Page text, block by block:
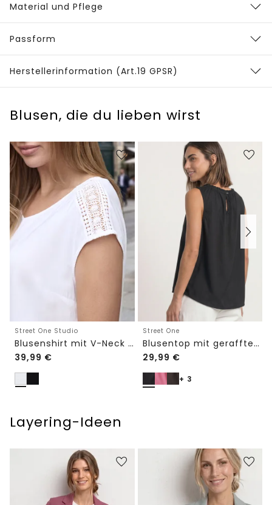
Material und Pflege
Passform
Herstellerinformation (Art.19 GPSR)
Blusen, die du lieben wirst
Street One Studio
Blusenshirt mit V-Neck und Spitze
39,99 €
Street One
Blusentop mit gerafftem Rundhals
29,99 €
+ 3
Layering-Ideen